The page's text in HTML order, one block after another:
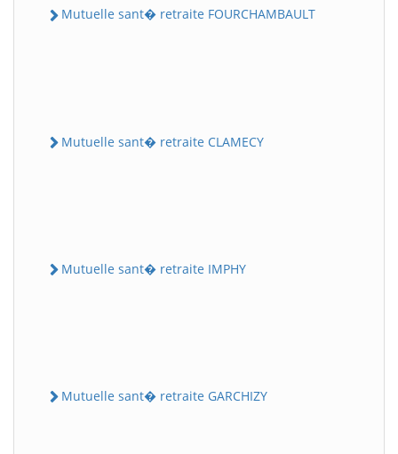
Mutuelle sant� retraite FOURCHAMBAULT
Mutuelle sant� retraite CLAMECY
Mutuelle sant� retraite IMPHY
Mutuelle sant� retraite GARCHIZY